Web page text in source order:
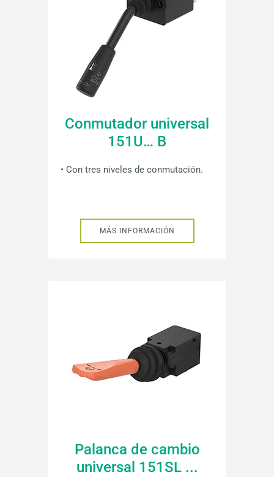
Conmutador universal
151U… B
• Con tres niveles de conmutación.
MÁS INFORMACIÓN
Palanca de cambio
universal 151SL ...